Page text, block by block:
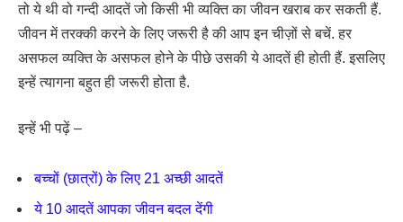
तो ये थी वो गन्दी आदतें जो किसी भी व्यक्ति का जीवन खराब कर सकती हैं.
जीवन में तरक्की करने के लिए जरूरी है की आप इन चीज़ों से बचें. हर
असफल व्यक्ति के असफल होने के पीछे उसकी ये आदतें ही होती हैं. इसलिए
इन्हें त्यागना बहुत ही जरूरी होता है.
इन्हें भी पढ़ें –
बच्चों (छात्रों) के लिए 21 अच्छी आदतें
ये 10 आदतें आपका जीवन बदल देंगी